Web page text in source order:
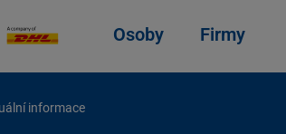
Osoby Firmy
informace